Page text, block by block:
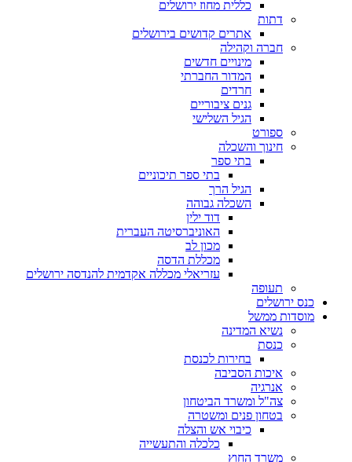
כללית מחוז ירושלים
דתות
אתרים קדושים בירושלים
חברה וקהילה
מינויים חדשים
המדור החברתי
חרדים
גנים ציבוריים
הגיל השלישי
ספורט
חינוך והשכלה
בתי ספר
בתי ספר תיכוניים
הגיל הרך
השכלה גבוהה
דוד ילין
האוניברסיטה העברית
מכון לב
מכללת הדסה
עזריאלי מכללה אקדמית להנדסה ירושלים
תעופה
כנס ירושלים
מוסדות ממשל
נשיא המדינה
כנסת
בחירות לכנסת
איכות הסביבה
אנרגיה
צה"ל ומשרד הביטחון
בטחון פנים ומשטרה
כיבוי אש והצלה
כלכלה והתעשייה
משרד החוץ